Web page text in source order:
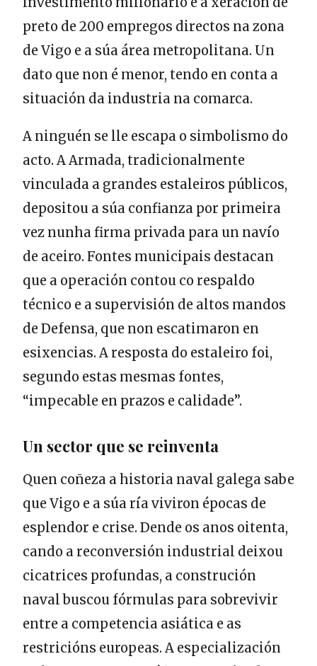
preto de 200 empregos directos na zona
de Vigo e a súa área metropolitana. Un
dato que non é menor, tendo en conta a
situación da industria na comarca.
A ninguén se lle escapa o simbolismo do
acto. A Armada, tradicionalmente
vinculada a grandes estaleiros públicos,
depositou a súa confianza por primeira
vez nunha firma privada para un navío
de aceiro. Fontes municipais destacan
que a operación contou co respaldo
técnico e a supervisión de altos mandos
de Defensa, que non escatimaron en
esixencias. A resposta do estaleiro foi,
segundo estas mesmas fontes,
“impecable en prazos e calidade”.
Un sector que se reinventa
Quen coñeza a historia naval galega sabe
que Vigo e a súa ría viviron épocas de
esplendor e crise. Dende os anos oitenta,
cando a reconversión industrial deixou
cicatrices profundas, a construción
naval buscou fórmulas para sobrevivir
entre a competencia asiática e as
restricións europeas. A especialización